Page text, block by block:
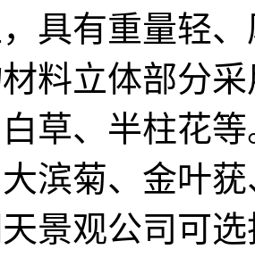
具有重量轻
料立体部分
草、半柱花
滨菊、金叶
景观公司可